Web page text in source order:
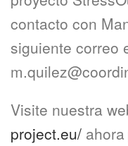
contacto con
siguiente correo
Visite nuestra
project.eu/